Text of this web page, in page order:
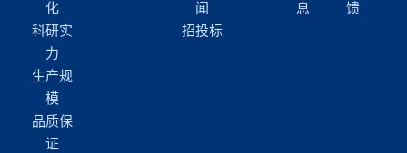
化
科研实
力
生产规
模
品质保
证
闻
招投标
息
馈